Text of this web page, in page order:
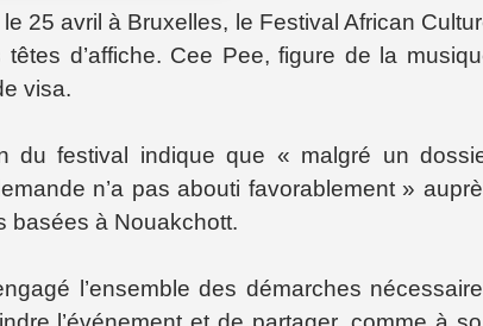
25 avril à Bruxelles, le Festival African
d’affiche. Cee Pee, figure de la
visa.
du festival indique que « malgré un
n’a pas abouti favorablement »
basées à Nouakchott.
l’ensemble des démarches